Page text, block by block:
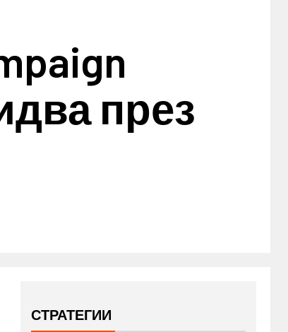
през
СТРАТЕГИИ